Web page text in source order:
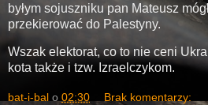
byłym sojuszniku pan Mateusz
przekierować do Palestyny.
Wszak elektorat, co to nie ceni
kota także i tzw. Izraelczykom.
bat-i-bal o 02:30 Brak komentarzy: